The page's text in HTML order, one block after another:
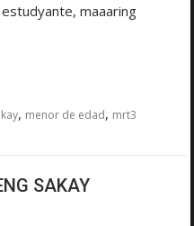
maaaring
, menor de edad, mrt3
SAKAY